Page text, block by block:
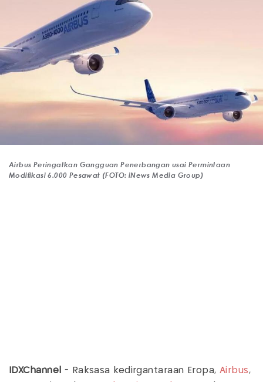
Airbus Peringatkan Gangguan Penerbangan usai Permintaan
Modifikasi 6.000 Pesawat (FOTO: iNews Media Group)
IDXChannel - Raksasa kedirgantaraan Eropa, Airbus ,